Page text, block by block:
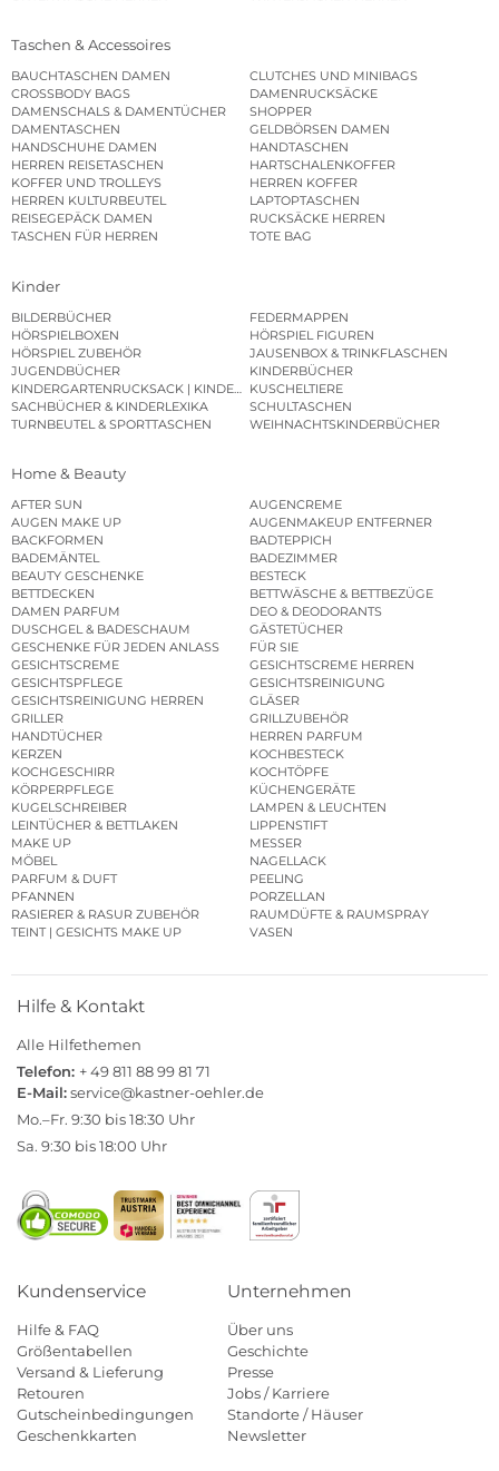
BAUCHTASCHEN DAMEN
CLUTCHES UND MINIBAGS
CROSSBODY BAGS
DAMENRUCKSÄCKE
DAMENSCHALS & DAMENTÜCHER
SHOPPER
DAMENTASCHEN
GELDBÖRSEN DAMEN
HANDSCHUHE DAMEN
HANDTASCHEN
HERREN REISETASCHEN
HARTSCHALENKOFFER
KOFFER UND TROLLEYS
HERREN KOFFER
HERREN KULTURBEUTEL
LAPTOPTASCHEN
REISEGEPÄCK DAMEN
RUCKSÄCKE HERREN
BILDERBÜCHER
FEDERMAPPEN
HÖRSPIELBOXEN
HÖRSPIEL FIGUREN
HÖRSPIEL ZUBEHÖR
JAUSENBOX & TRINKFLASCHEN
JUGENDBÜCHER
KINDERBÜCHER
KINDERGARTENRUCKSACK | KINDERGARTENBEUTEL
KUSCHELTIERE
SACHBÜCHER & KINDERLEXIKA
SCHULTASCHEN
Home & Beauty
AFTER SUN
AUGENCREME
AUGEN MAKE UP
AUGENMAKEUP ENTFERNER
BACKFORMEN
BADTEPPICH
BADEMÄNTEL
BADEZIMMER
BEAUTY GESCHENKE
BESTECK
BETTDECKEN
BETTWÄSCHE & BETTBEZÜGE
DAMEN PARFUM
DEO & DEODORANTS
DUSCHGEL & BADESCHAUM
GÄSTETÜCHER
GESCHENKE FÜR JEDEN ANLASS
FÜR SIE
GESICHTSCREME
GESICHTSCREME HERREN
GESICHTSPFLEGE
GESICHTSREINIGUNG
GESICHTSREINIGUNG HERREN
GLÄSER
GRILLER
GRILLZUBEHÖR
HANDTÜCHER
HERREN PARFUM
KERZEN
KOCHBESTECK
KOCHGESCHIRR
KOCHTÖPFE
KÖRPERPFLEGE
KÜCHENGERÄTE
KUGELSCHREIBER
LAMPEN & LEUCHTEN
LEINTÜCHER & BETTLAKEN
LIPPENSTIFT
MAKE UP
MESSER
MÖBEL
NAGELLACK
PARFUM & DUFT
PEELING
PFANNEN
PORZELLAN
RASIERER & RASUR ZUBEHÖR
RAUMDÜFTE & RAUMSPRAY
Hilfe & Kontakt
Telefon:
+ 49 811 88 99 81 71
service@kastner-oehler.de
Hilfe & FAQ
Größentabellen
Versand & Lieferung
Retouren
Gutscheinbedingungen
Über uns
Geschichte
Presse
Jobs / Karriere
Standorte / Häuser